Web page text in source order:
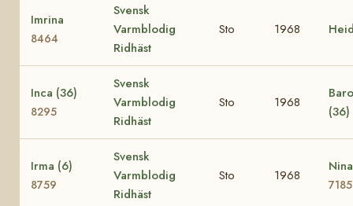
Imrina
8464
Svensk
Varmblodig
Ridhäst
Sto 1968
Inca (36)
8295
Svensk
Varmblodig
Ridhäst
Sto 1968
(36)
Irma (6)
8759
Svensk
Varmblodig
Ridhäst
Sto 1968
7185